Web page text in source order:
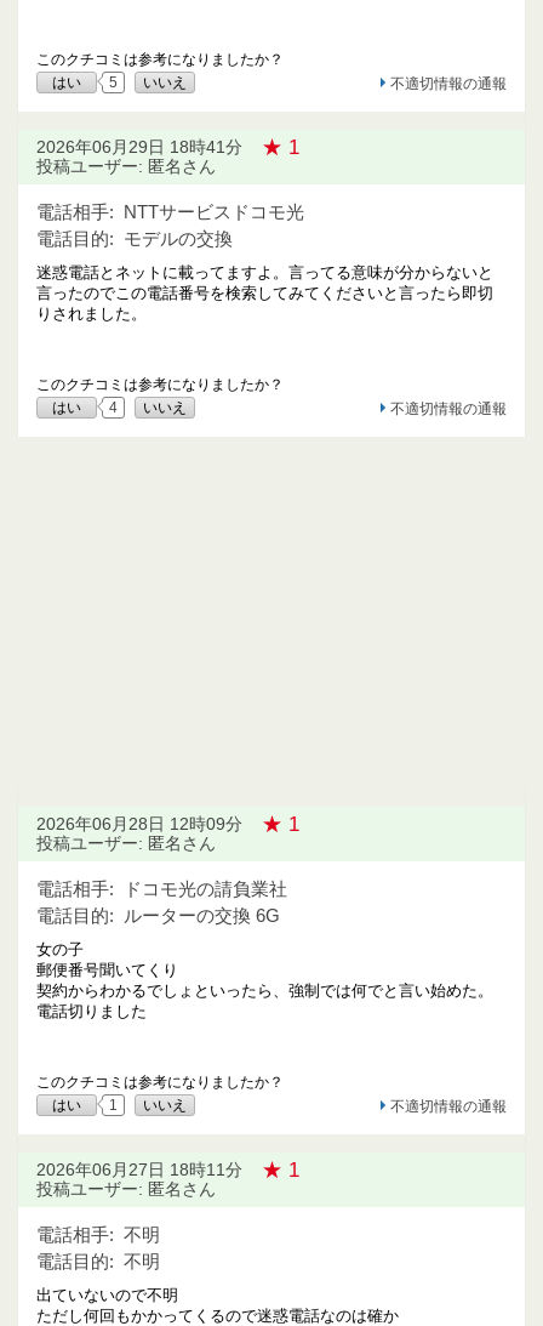
このクチコミは参考になりましたか？
はい
5 いいえ 不適切情報の通報
2026年06月29日 18時41分 ★ 1
投稿ユーザー: 匿名さん
電話相手:
NTTサービスドコモ光
電話目的: モデルの交換
迷惑電話とネットに載ってますよ。言ってる意味が分からないと
言ったのでこの電話番号を検索してみてくださいと言ったら即切
りされました。
このクチコミは参考になりましたか？
はい
4 いいえ 不適切情報の通報
2026年06月28日 12時09分 ★ 1
投稿ユーザー: 匿名さん
電話相手:
ドコモ光の請負業社
電話目的:
ルーターの交換 6G
女の子
郵便番号聞いてくり
契約からわかるでしょといったら、強制では何でと言い始めた。
電話切りました
このクチコミは参考になりましたか？
はい
1 いいえ 不適切情報の通報
2026年06月27日 18時11分 ★ 1
投稿ユーザー: 匿名さん
電話相手: 不明
電話目的: 不明
出ていないので不明
ただし何回もかかってくるので迷惑電話なのは確か